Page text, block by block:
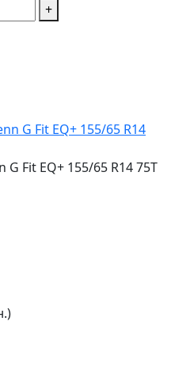
+
Fit EQ+ 155/65 R14 75T